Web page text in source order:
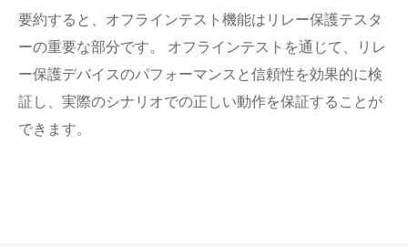
要約すると、オフラインテスト機能はリレー保護テスタ
ーの重要な部分です。 オフラインテストを通じて、リレ
ー保護デバイスのパフォーマンスと信頼性を効果的に検
証し、実際のシナリオでの正しい動作を保証することが
できます。